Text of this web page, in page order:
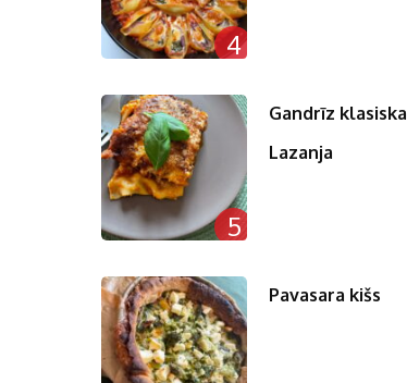
4
5
Gandrīz klasiska
Lazanja
Pavasara kišs